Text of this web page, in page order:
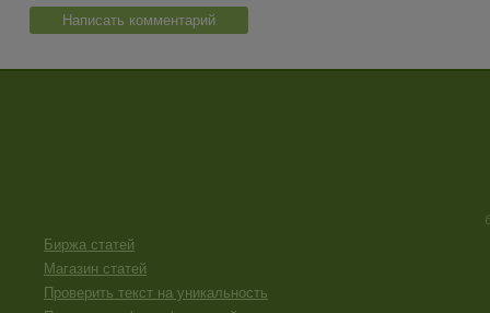
Написать комментарий
Биржа статей
Магазин статей
Проверить текст на уникальность